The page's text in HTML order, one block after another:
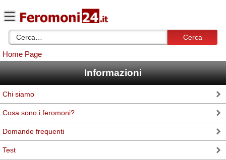
Cerca
Home Page
Informazioni
Chi siamo
Cosa sono i feromoni?
Domande frequenti
Test